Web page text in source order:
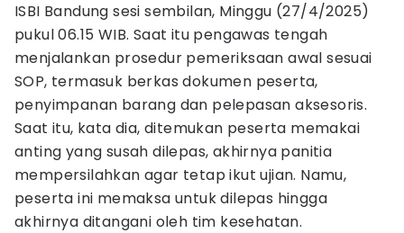
ISBI Bandung sesi sembilan, Minggu (27/4/2025)
pukul 06.15 WIB. Saat itu pengawas tengah
menjalankan prosedur pemeriksaan awal sesuai
SOP, termasuk berkas dokumen peserta,
penyimpanan barang dan pelepasan aksesoris.
Saat itu, kata dia, ditemukan peserta memakai
anting yang susah dilepas, akhirnya panitia
mempersilahkan agar tetap ikut ujian. Namu,
peserta ini memaksa untuk dilepas hingga
akhirnya ditangani oleh tim kesehatan.